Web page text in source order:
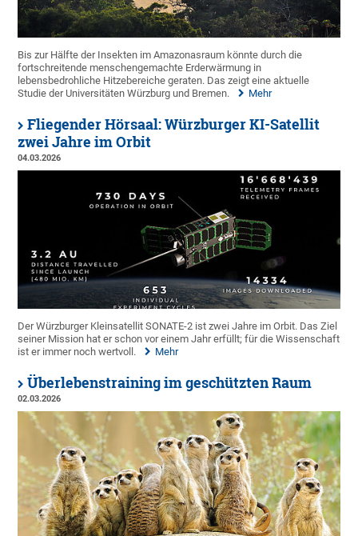
Bis zur Hälfte der Insekten im Amazonasraum könnte durch die
fortschreitende menschengemachte Erderwärmung in
lebensbedrohliche Hitzebereiche geraten. Das zeigt eine aktuelle
Studie der Universitäten Würzburg und Bremen.
Mehr
Fliegender Hörsaal: Würzburger KI-Satellit
zwei Jahre im Orbit
04.03.2026
Der Würzburger Kleinsatellit SONATE-2 ist zwei Jahre im Orbit. Das Ziel
seiner Mission hat er schon vor einem Jahr erfüllt; für die Wissenschaft
ist er immer noch wertvoll.
Mehr
Überlebenstraining im geschützten Raum
02.03.2026